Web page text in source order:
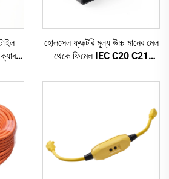
হোলসেল ফ্যাক্টরি মূল্য উচ্চ মানের মেল
থেকে ফিমেল IEC C20 C21